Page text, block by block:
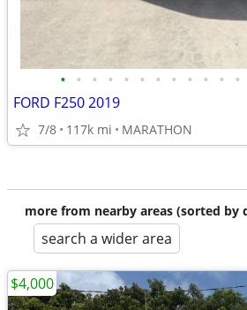
• • • • • • • • • • • •
FORD F250 2019
7/8 117k mi MARATHON
more from nearby areas (sorted by
search a wider area
$4,000